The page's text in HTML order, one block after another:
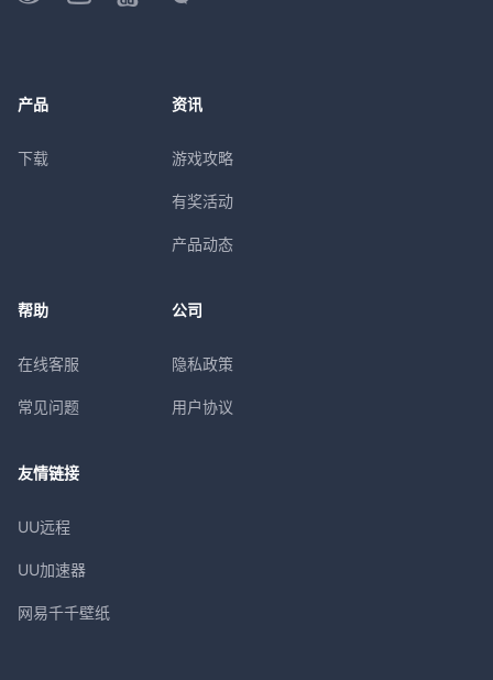
产品
下载
资讯
游戏攻略
有奖活动
产品动态
帮助
在线客服
常见问题
公司
隐私政策
用户协议
友情链接
UU远程
UU加速器
网易千千壁纸